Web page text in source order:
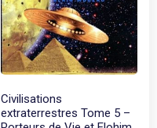
Civilisations
extraterrestres Tome 5 –